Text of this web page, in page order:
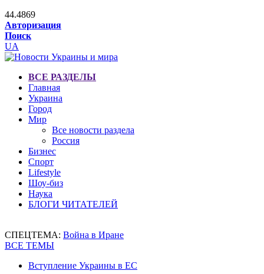
44.4869
Авторизация
Поиск
UA
ВСЕ РАЗДЕЛЫ
Главная
Украина
Город
Мир
Все новости раздела
Россия
Бизнес
Спорт
Lifestyle
Шоу-биз
Наука
БЛОГИ ЧИТАТЕЛЕЙ
СПЕЦТЕМА: Война в Иране
ВСЕ ТЕМЫ
Вступление Украины в ЕС